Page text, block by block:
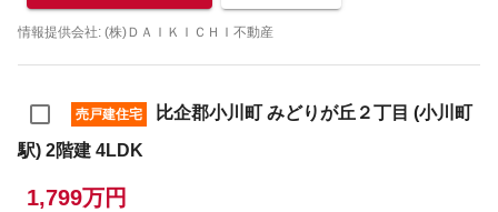
情報提供会社: (株)ＤＡＩＫＩＣＨＩ不動産
売戸建住宅
比企郡小川町 みどりが丘２丁目 (小川町
駅) 2階建 4LDK
1,799万円